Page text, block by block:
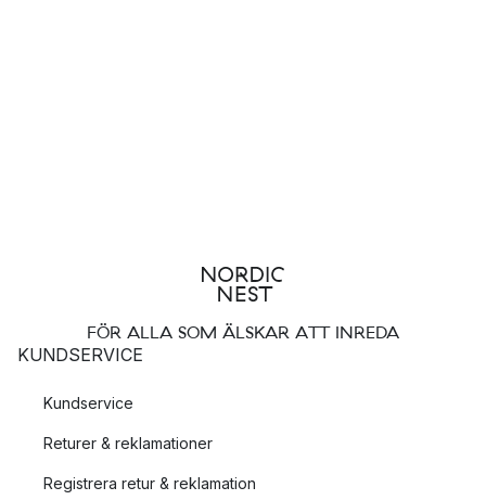
FÖR ALLA SOM ÄLSKAR ATT INREDA
KUNDSERVICE
Kundservice
Returer & reklamationer
Registrera retur & reklamation